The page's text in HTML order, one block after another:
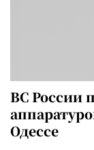
ВС России
Одессе